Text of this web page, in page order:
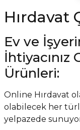
Hırdavat
Ev ve
İhtiyacınız
Ürünleri:
Online Hırdavat
olabilecek her
yelpazede